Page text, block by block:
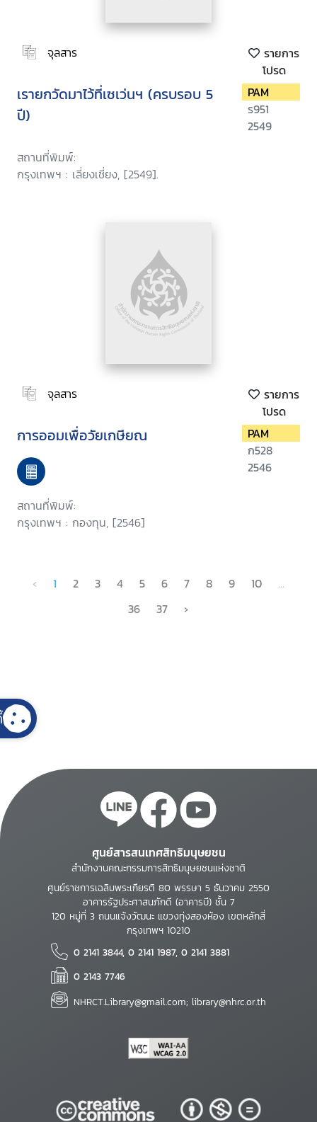
จุลสาร
รายการ
โปรด
เรายกวัดมาไว้ที่เซเว่นฯ (ครบรอบ 5
ปี)
สถานที่พิมพ์:
กรุงเทพฯ : เลี่ยงเชี่ยง, [2549].
PAM
ร951
2549
จุลสาร
รายการ
โปรด
การออมเพื่อวัยเกษียณ
สถานที่พิมพ์:
กรุงเทพฯ : กองทุน, [2546]
PAM
ก528
2546
‹ 1 2 3 4 5 6 7 8 9 10
...
36
37 ›
ศูนย์สารสนเทศสิทธิมนุษยชน
สำนักงานคณะกรรมการสิทธิมนุษยชนแห่งชาติ
ศูนย์ราชการเฉลิมพระเกียรติ 80 พรรษา 5 ธันวาคม 2550
อาคารรัฐประศาสนภักดี (อาคารบี) ชั้น 7
120 หมู่ที่ 3 ถนนแจ้งวัฒนะ แขวงทุ่งสองห้อง เขตหลักสี่
กรุงเทพฯ 10210
0 2141 3844, 0 2141 1987, 0 2141 3881
0 2143 7746
NHRCT.Library@gmail.com; library@nhrc.or.th